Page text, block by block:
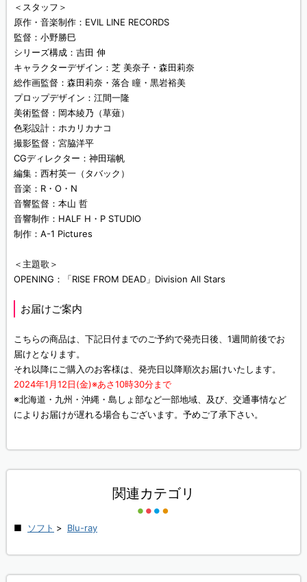
＜スタッフ＞
原作・音楽制作：EVIL LINE RECORDS
監督：小野勝巳
シリーズ構成：吉田 伸
キャラクターデザイン：芝 美奈子・森田莉奈
総作画監督：森田莉奈・落合 瞳・黒岩裕美
プロップデザイン：江間一隆
美術監督：岡本綾乃（草薙）
色彩設計：ホカリカナコ
撮影監督：宮脇洋平
CGディレクター：神田瑞帆
編集：西村英一（タバック）
音楽：R・O・N
音響監督：本山 哲
音響制作：HALF H・P STUDIO
制作：A-1 Pictures
＜主題歌＞
OPENING：「RISE FROM DEAD」Division All Stars
お届けご案内
こちらの商品は、下記日付までのご予約で発売日後、1週間前後でお
届けとなります。
それ以降にご購入のお客様は、発売日以降順次お届けいたします。
2024年1月12日(金)※あさ10時30分まで
※北海道・九州・沖縄・島しょ部など一部地域、及び、交通事情など
によりお届けが遅れる場合もございます。予めご了承下さい。
関連カテゴリ
ソフト > Blu-ray